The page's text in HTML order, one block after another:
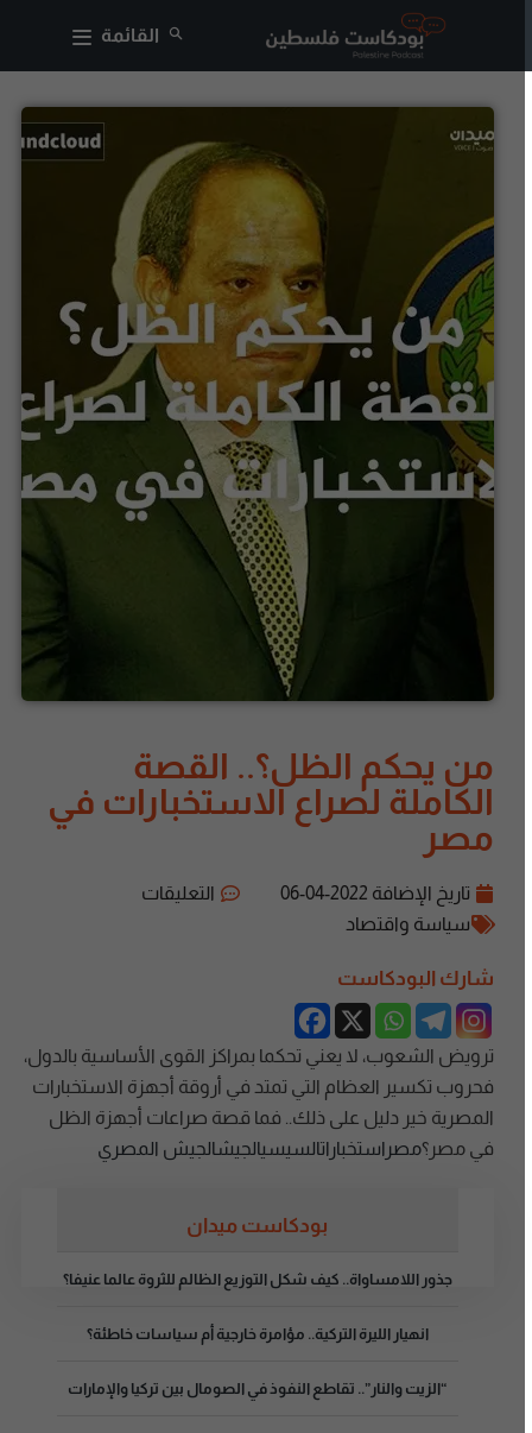
القائمة
من يحكم الظل؟.. القصة
الكاملة لصراع الاستخبارات في
مصر
تاريخ الإضافة2022-04-06
التعليقات
سياسة واقتصاد
شارك البودكاست
ترويض الشعوب، لا يعني تحكما بمراكز القوى الأساسية بالدول،
فحروب تكسير العظام التي تمتد في أروقة أجهزة الاستخبارات
المصرية خير دليل على ذلك.. فما قصة صراعات أجهزة الظل
في مصر؟مصراستخباراتالسيسي الجيشالجيش المصري
بودكاست ميدان
جذور اللامساواة.. كيف شكل التوزيع الظالم للثروة عالما عنيفا؟
انهيار الليرة التركية.. مؤامرة خارجية أم سياسات خاطئة؟
“الزيت والنار”.. تقاطع النفوذ في الصومال بين تركيا والإمارات